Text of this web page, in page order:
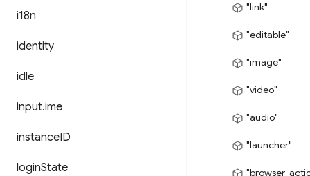
i18n
identity
idle
input.ime
instanceID
loginState
"link"
"editable"
"image"
"video"
"audio"
"launcher"